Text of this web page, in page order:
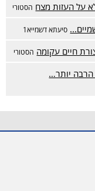
על העזות מצח הסטורי
סיעתא דשמייא1
חיים עקומה הסטורי
הרבה יותר…